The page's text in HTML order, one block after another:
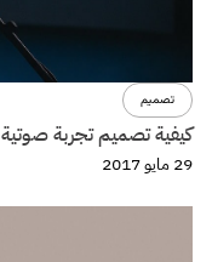
تصميم
كيفية تصميم تجربة صوتية voice experience الجزء الثالث
29 مايو 2017